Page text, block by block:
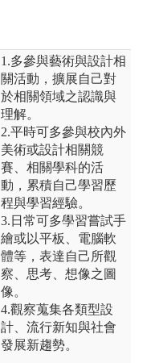
1.多參與藝術與設計相
關活動，擴展自己對
於相關領域之認識與
理解。
2.平時可多參與校內外
美術或設計相關競
賽、相關學科的活
動，累積自己學習歷
程與學習經驗。
3.日常可多學習嘗試手
繪或以平板、電腦軟
體等，表達自己所觀
察、思考、想像之圖
像。
4.觀察蒐集各類型設
計、流行新知與社會
發展新趨勢。